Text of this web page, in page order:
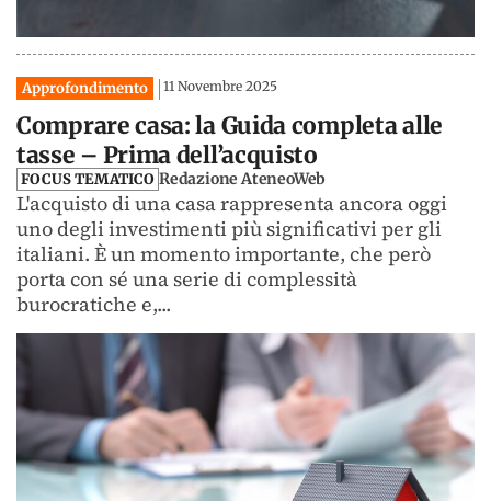
Approfondimento 11 Novembre 2025
Comprare casa: la Guida completa alle
tasse – Prima dell’acquisto
FOCUS TEMATICO Redazione AteneoWeb
L'acquisto di una casa rappresenta ancora oggi
uno degli investimenti più significativi per gli
italiani. È un momento importante, che però
porta con sé una serie di complessità
burocratiche e,...